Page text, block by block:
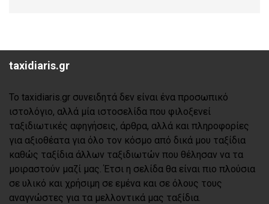
taxidiaris.gr
Το taxidiaris.gr συνειδητά δεν είναι ένα προσωπικό
ιστολόγιο, αλλά μία ιστοσελίδα που φιλοξενεί
ταξιδιωτικές αφηγήσεις, άρθρα, αλλά και πληροφορίες
για αξιοθέατα για όλο τον κόσμο από δικά μου ταξίδια
καθώς ταξίδια άλλων ταξιδιωτών που θέλησαν να τα
μοιραστούν μαζί μας. Έτσι η σελίδα θα είναι πιο πλούσια
σε υλικό και χρήσιμη σε εμένα και σε όλους τους
αναγνώστες για τα μελλοντικά μας ταξίδια.